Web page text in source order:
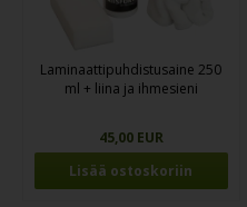
Laminaattipuhdistusaine 250
ml + liina ja ihmesieni
45,00 EUR